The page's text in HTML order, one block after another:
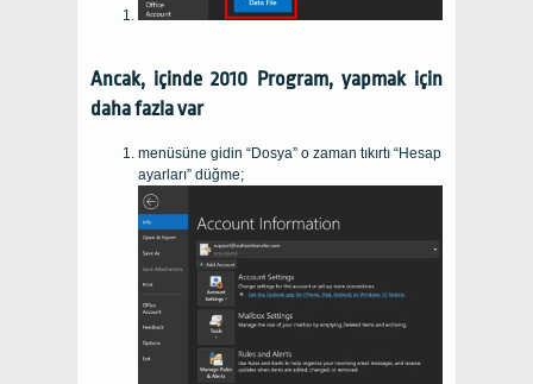
Ancak, içinde 2010 Program, yapmak için
daha fazla var
menüsüne gidin “Dosya” o zaman tıkırtı “Hesap
ayarları” düğme;